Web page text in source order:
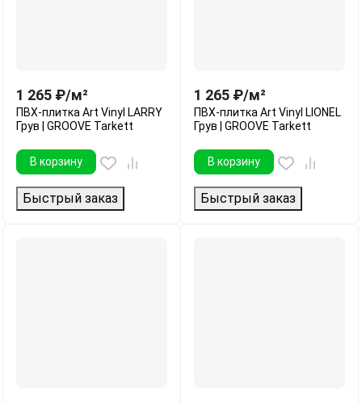
1 265 ₽/м²
ПВХ-плитка Art Vinyl LARRY
Грув | GROOVE Tarkett
В корзину
Быстрый заказ
1 265 ₽/м²
ПВХ-плитка Art Vinyl LIONEL
Грув | GROOVE Tarkett
В корзину
Быстрый заказ